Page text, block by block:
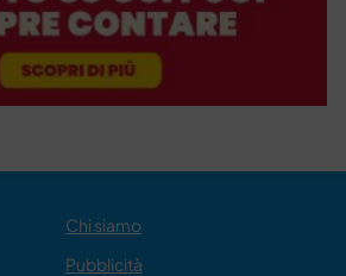
Chi siamo
Pubblicità